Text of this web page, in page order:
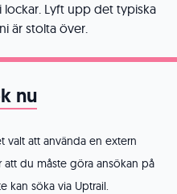
Lyft upp det typiska
är stolta över.
nu
valt att använda en extern
du måste göra ansökan på
kan söka via Uptrail.